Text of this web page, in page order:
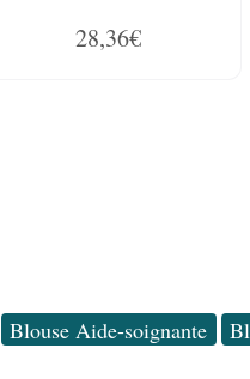
28,36€
Blouse Aide-soignante